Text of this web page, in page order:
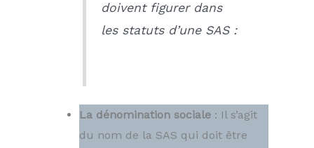
doivent figurer dans
les statuts d’une SAS :
La dénomination sociale : Il s’agit
du nom de la SAS qui doit être